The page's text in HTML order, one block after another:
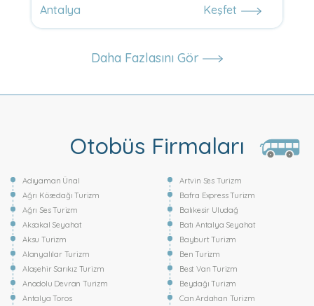
Antalya Keşfet
Daha Fazlasını Gör
Otobüs Firmaları
Adıyaman Ünal
Ağrı Kösedağı Turizm
Ağrı Ses Turizm
Aksakal Seyahat
Aksu Turizm
Alanyalılar Turizm
Alaşehir Sarıkız Turizm
Anadolu Devran Turizm
Antalya Toros
Artvin Ses Turizm
Bafra Express Turizm
Balıkesir Uludağ
Batı Antalya Seyahat
Bayburt Turizm
Ben Turizm
Best Van Turizm
Beydağı Turizm
Can Ardahan Turizm